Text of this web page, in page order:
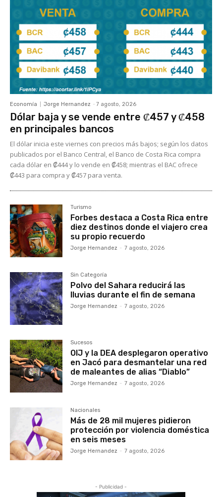
Economía Jorge Hernandez - 7 agosto, 2026
Dólar baja y se vende entre ₡457 y ₡458
en principales bancos
El dólar inicia este viernes con precios más bajos; según los datos
publicados por el Banco Central, el Banco de Costa Rica compra
cada dólar en ₡444 y lo vende en ₡458; mientras el BAC ofrece
₡443 para compra y ₡457 para venta.
Turismo
Forbes destaca a Costa Rica entre
diez destinos donde el viajero crea
su propio recuerdo
Jorge Hernandez - 7 agosto, 2026
Sin Categoría
Polvo del Sahara reducirá las
lluvias durante el fin de semana
Jorge Hernandez - 7 agosto, 2026
Sucesos
OIJ y la DEA desplegaron operativo
en Jacó para desmantelar una red
de maleantes de alias “Diablo”
Jorge Hernandez - 7 agosto, 2026
Nacionales
Más de 28 mil mujeres pidieron
protección por violencia doméstica
en seis meses
Jorge Hernandez - 7 agosto, 2026
- Publicidad -